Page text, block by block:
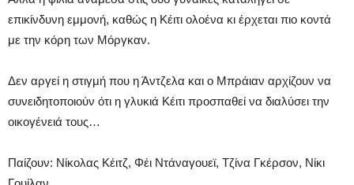
επικίνδυνη εμμονή, καθώς η Κέιτι ολοένα κι έρχεται πιο κοντά
με την κόρη των Μόργκαν.
Δεν αργεί η στιγμή που η Άντζελα και ο Μπράιαν αρχίζουν να
συνειδητοποιούν ότι η γλυκιά Κέιτι προσπαθεί να διαλύσει την
οικογένειά τους…
Παίζουν: Νίκολας Κέιτζ, Φέι Ντάναγουεϊ, Τζίνα Γκέρσον, Νίκι